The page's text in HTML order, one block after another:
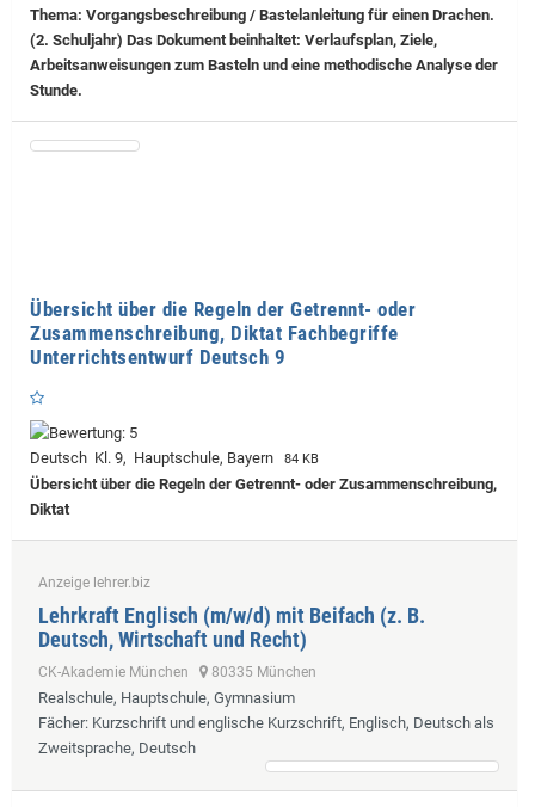
Thema: Vorgangsbeschreibung / Bastelanleitung für einen Drachen.
(2. Schuljahr) Das Dokument beinhaltet: Verlaufsplan, Ziele,
Arbeitsanweisungen zum Basteln und eine methodische Analyse der
Stunde.
Übersicht über die Regeln der Getrennt- oder
Zusammenschreibung, Diktat Fachbegriffe
Unterrichtsentwurf Deutsch 9
Deutsch Kl. 9, Hauptschule, Bayern 84 KB
Übersicht über die Regeln der Getrennt- oder Zusammenschreibung,
Diktat
Anzeige lehrer.biz
Lehrkraft Englisch (m/w/d) mit Beifach (z. B.
Deutsch, Wirtschaft und Recht)
CK-Akademie München 80335 München
Realschule, Hauptschule, Gymnasium
Fächer: Kurzschrift und englische Kurzschrift, Englisch, Deutsch als
Zweitsprache, Deutsch